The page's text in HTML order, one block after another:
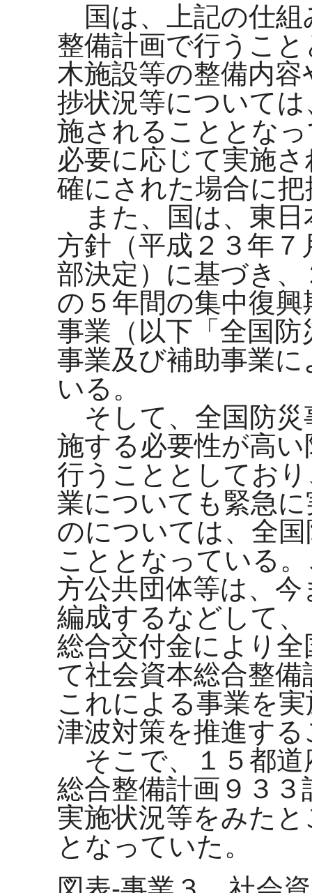
国は、上記の仕組
整備計画で行うこ
木施設等の整備内
捗状況等について
施されることとな
必要に応じて実施
確にされた場合に
また、国は、東日
方針（平成２３年
部決定）に基づき
の５年間の集中復
事業（以下「全国
事業及び補助事業
いる。
そして、全国防災
施する必要性が高
行うこととしてお
業についても緊急
のについては、全
こととなっている
方公共団体等は、
編成するなどして
総合交付金により
て社会資本総合整
これによる事業を
津波対策を推進す
そこで、１５都道
総合整備計画９３
実施状況等をみた
となっていた。